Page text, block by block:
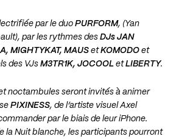
par le duo PURFORM, (Yan
par les rythmes des DJs JAN
MIGHTYKAT, MAUS etKOMODO et
des VJs M3TR1K, JOCOOL etLIBERTY.
noctambules seront invités à animer
PIXINESS, de l’artiste visuel Axel
par le biais de leur iPhone.
la Nuit blanche, les participants pourront